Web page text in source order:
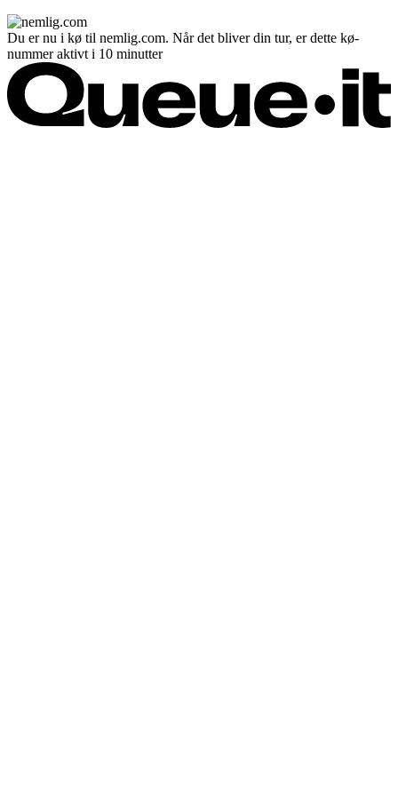
Du er nu i kø til nemlig.com. Når det bliver din tur, er dette kø-
nummer aktivt i 10 minutter